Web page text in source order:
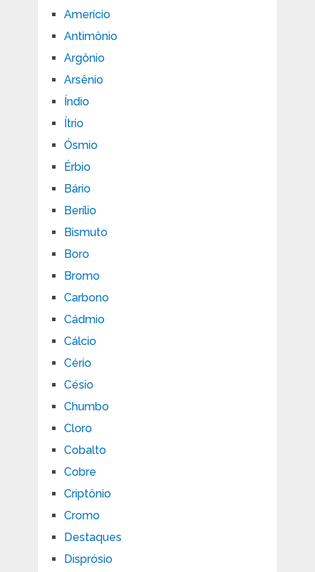
Amerício
Antimônio
Argônio
Arsênio
Índio
Ítrio
Ósmio
Érbio
Bário
Berílio
Bismuto
Boro
Bromo
Carbono
Cádmio
Cálcio
Cério
Césio
Chumbo
Cloro
Cobalto
Cobre
Criptônio
Cromo
Destaques
Disprósio